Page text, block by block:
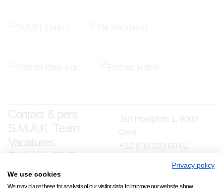
Vacatures
S.M.A.K. FAQ
+32 (0)9 323 60 01
schrijf je in op onze nieuwsbrief
Privacy policy
We use cookies
We may place these for analysis of our visitor data, to improve our website, show